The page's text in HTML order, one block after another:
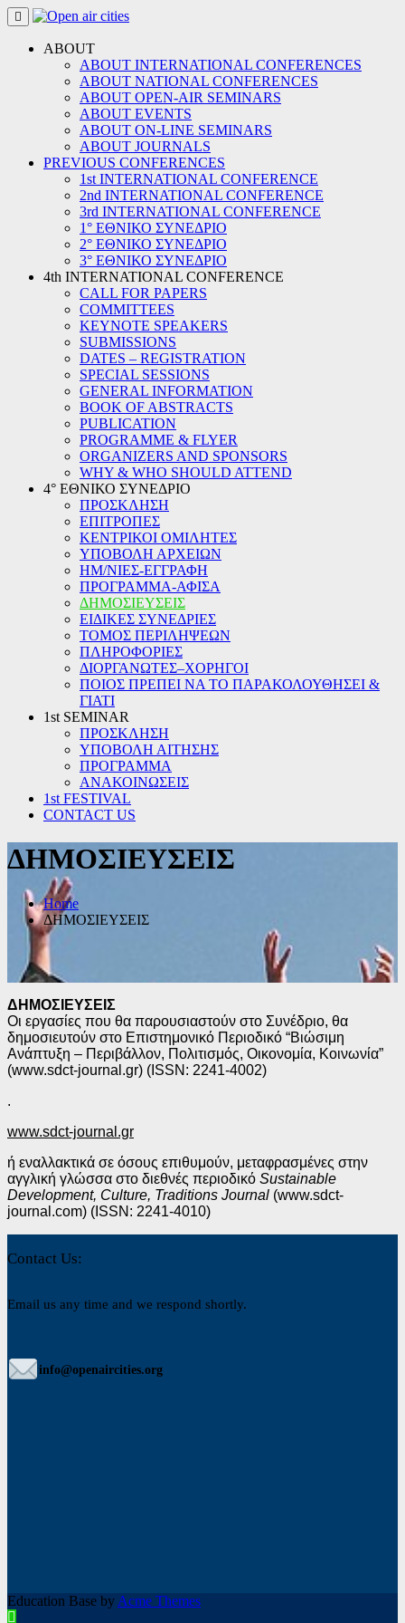
Skip
to
contentABOUT
ABOUT INTERNATIONAL CONFERENCES
ABOUT NATIONAL CONFERENCES
ABOUT OPEN-AIR SEMINARS
ABOUT EVENTS
ABOUT ON-LINE SEMINARS
ABOUT JOURNALS
PREVIOUS CONFERENCES
1st INTERNATIONAL CONFERENCE
2nd INTERNATIONAL CONFERENCE
3rd INTERNATIONAL CONFERENCE
1° ΕΘΝΙΚΟ ΣΥΝΕΔΡΙΟ
2° ΕΘΝΙΚΟ ΣΥΝΕΔΡΙΟ
3° ΕΘΝΙΚΟ ΣΥΝΕΔΡΙΟ
4th INTERNATIONAL CONFERENCE
CALL FOR PAPERS
COMMITTEES
KEYNOTE SPEAKERS
SUBMISSIONS
DATES – REGISTRATION
SPECIAL SESSIONS
GENERAL INFORMATION
BOOK OF ABSTRACTS
PUBLICATION
PROGRAMME & FLYER
ORGANIZERS AND SPONSORS
WHY & WHO SHOULD ATTEND
4° ΕΘΝΙΚΟ ΣΥΝΕΔΡΙΟ
ΠΡΟΣΚΛΗΣΗ
ΕΠΙΤΡΟΠΕΣ
ΚΕΝΤΡΙΚΟΙ ΟΜΙΛΗΤΕΣ
ΥΠΟΒΟΛΗ ΑΡΧΕΙΩΝ
ΗΜ/ΝΙΕΣ-ΕΓΓΡΑΦΗ
ΠΡΟΓΡΑΜΜΑ-ΑΦΙΣΑ
ΔΗΜΟΣΙΕΥΣΕΙΣ
ΕΙΔΙΚΕΣ ΣΥΝΕΔΡΙΕΣ
ΤΟΜΟΣ ΠΕΡΙΛΗΨΕΩΝ
ΠΛΗΡΟΦΟΡΙΕΣ
ΔΙΟΡΓΑΝΩΤΕΣ–ΧΟΡΗΓΟΙ
ΠΟΙΟΣ ΠΡΕΠΕΙ ΝΑ ΤΟ ΠΑΡΑΚΟΛΟΥΘΗΣΕΙ &
ΓΙΑΤΙ
1st SEMINAR
ΠΡΟΣΚΛΗΣΗ
ΥΠΟΒΟΛΗ ΑΙΤΗΣΗΣ
ΠΡΟΓΡΑΜΜΑ
ΑΝΑΚΟΙΝΩΣΕΙΣ
1st FESTIVAL
CONTACT US
ΔΗΜΟΣΙΕΥΣΕΙΣ
Home
ΔΗΜΟΣΙΕΥΣΕΙΣ
ΔΗΜΟΣΙΕΥΣΕΙΣ
Οι εργασίες που θα παρουσιαστούν στο Συνέδριο, θα
δημοσιευτούν στο Επιστημονικό Περιοδικό “Βιώσιμη
Ανάπτυξη – Περιβάλλον, Πολιτισμός, Οικονομία, Κοινωνία”
(www.sdct-journal.gr) (ISSN: 2241-4002)
.
www.sdct-journal.gr
ή εναλλακτικά σε όσους επιθυμούν, μεταφρασμένες στην
αγγλική γλώσσα στο διεθνές περιοδικό Sustainable
Development, Culture, Traditions Journal (www.sdct-
journal.com) (ISSN: 2241-4010)
Contact Us:
Email us any time and we respond shortly.
info@openaircities.org
Education Base byAcme Themes